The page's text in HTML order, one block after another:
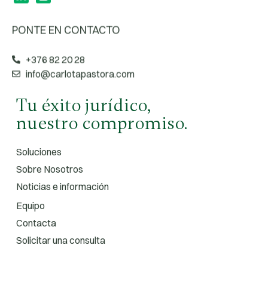
PONTE EN CONTACTO
+376 82 20 28
info@carlotapastora.com
Tu éxito jurídico,
nuestro compromiso.
Soluciones
Sobre Nosotros
Noticias e información
Equipo
Contacta
Solicitar una consulta